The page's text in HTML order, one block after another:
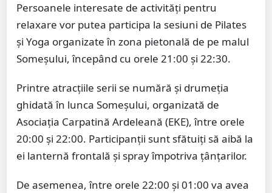
Persoanele interesate de activități pentru
relaxare vor putea participa la sesiuni de Pilates
și Yoga organizate în zona pietonală de pe malul
Someșului, începând cu orele 21:00 și 22:30.
Printre atracțiile serii se numără și drumeția
ghidată în lunca Someșului, organizată de
Asociația Carpatină Ardeleană (EKE), între orele
20:00 și 22:00. Participanții sunt sfătuiți să aibă la
ei lanternă frontală și spray împotriva țânțarilor.
De asemenea, între orele 22:00 și 01:00 va avea